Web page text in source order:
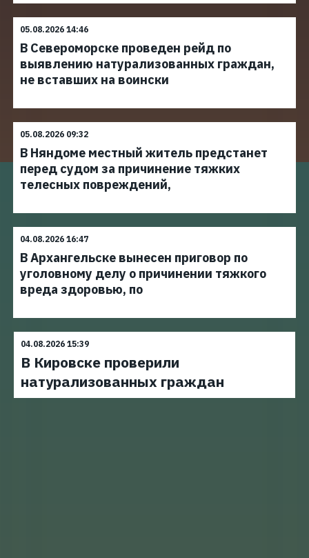
05.08.2026 14:46
В Североморске проведен рейд по
выявлению натурализованных граждан,
не вставших на воински
05.08.2026 09:32
В Няндоме местный житель предстанет
перед судом за причинение тяжких
телесных повреждений,
04.08.2026 16:47
В Архангельске вынесен приговор по
уголовному делу о причинении тяжкого
вреда здоровью, по
04.08.2026 15:39
В Кировске проверили
натурализованных граждан